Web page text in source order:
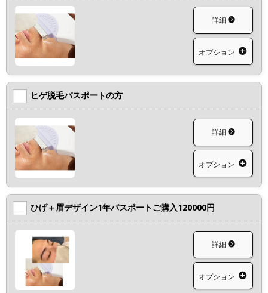
詳細
オプション
ヒゲ脱毛パスポートの方
詳細
オプション
ひげ＋眉デザイン1年パスポートご購入120000円
詳細
オプション